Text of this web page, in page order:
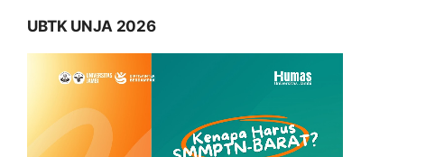
UBTK UNJA 2026